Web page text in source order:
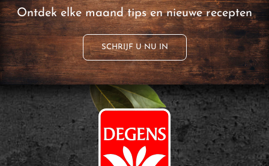
Ontdek elke maand tips en nieuwe recepten
SCHRIJF U NU IN